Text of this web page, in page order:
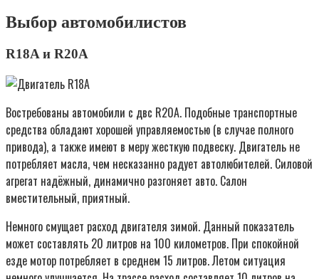
Выбор автомобилистов
R18A и R20A
Востребованы автомобили с двс R20A. Подобные транспортные
средства обладают хорошей управляемостью (в случае полного
привода), а также имеют в меру жесткую подвеску. Двигатель не
потребляет масла, чем несказанно радует автолюбителей. Силовой
агрегат надёжный, динамично разгоняет авто. Салон
вместительный, приятный.
Немного смущает расход двигателя зимой. Данный показатель
может составлять 20 литров на 100 километров. При спокойной
езде мотор потребляет в среднем 15 литров. Летом ситуация